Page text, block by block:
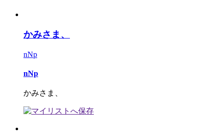
かみさま、
nNp
nNp
かみさま、